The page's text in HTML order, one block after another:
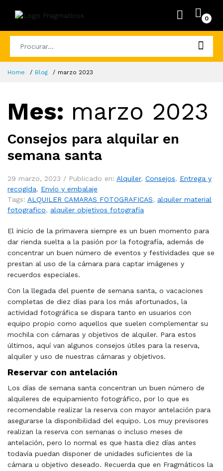
0
Home Blog marzo 2023
Mes: marzo 2023
Consejos para alquilar en
semana santa
29 marzo, 2023 / Publicado en: Alquiler, Consejos, Entrega y
recogida, Envío y embalaje
Tags: ALQUILER CAMARAS FOTOGRAFICAS, alquiler material
fotografico, alquiler objetivos fotografía
El inicio de la primavera siempre es un buen momento para
dar rienda suelta a la pasión por la fotografía, además de
concentrar un buen número de eventos y festividades que se
prestan al uso de la cámara para captar imágenes y
recuerdos especiales.
Con la llegada del puente de semana santa, o vacaciones
completas de diez días para los más afortunados, la
actividad fotográfica se dispara tanto en usuarios con
equipo propio como aquellos que suelen complementar su
mochila con cámaras y objetivos de alquiler. Para estos
últimos, aquí van algunos consejos útiles para la reserva,
alquiler y uso de nuestras cámaras y objetivos.
Reservar con antelación
Los días de semana santa concentran un buen número de
alquileres de equipamiento fotográfico, por lo que es
recomendable realizar la reserva con mayor antelación para
asegurarse la disponibilidad del equipo. Los muy previsores
realizan la reserva con semanas o incluso meses de
antelación, pero lo normal es que hasta diez días antes
todavía puedan disponer de unidades suficientes de la
cámara u objetivo deseado. Recuerda que en Fragmáticos la